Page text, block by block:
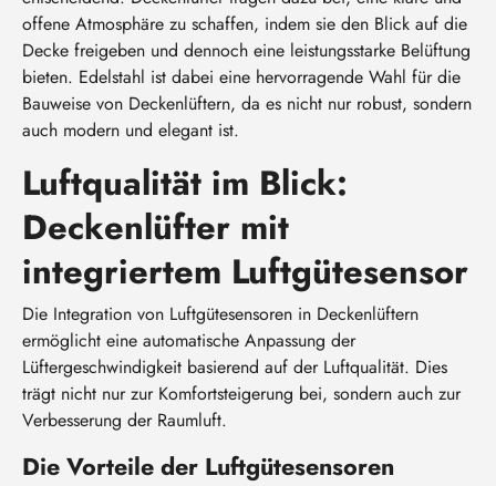
offene Atmosphäre zu schaffen, indem sie den Blick auf die
Decke freigeben und dennoch eine leistungsstarke Belüftung
bieten. Edelstahl ist dabei eine hervorragende Wahl für die
Bauweise von Deckenlüftern, da es nicht nur robust, sondern
auch modern und elegant ist.
Luftqualität im Blick:
Deckenlüfter mit
integriertem Luftgütesensor
Die Integration von Luftgütesensoren in Deckenlüftern
ermöglicht eine automatische Anpassung der
Lüftergeschwindigkeit basierend auf der Luftqualität. Dies
trägt nicht nur zur Komfortsteigerung bei, sondern auch zur
Verbesserung der Raumluft.
Die Vorteile der Luftgütesensoren